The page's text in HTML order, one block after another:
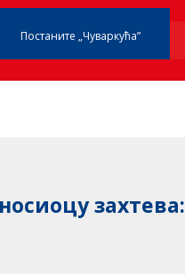
Постаните „Чуваркућа”
захтева: